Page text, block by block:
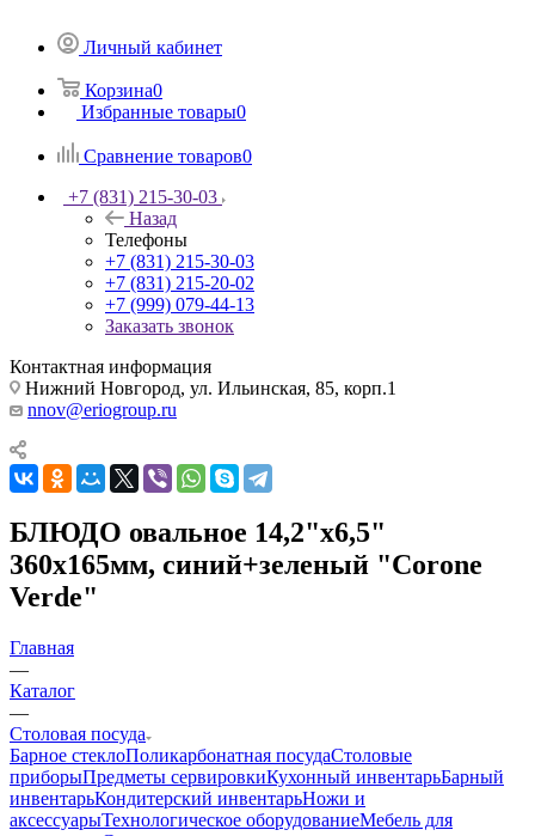
Личный кабинет
Корзина0
Избранные товары0
Сравнение товаров0
+7 (831) 215-30-03
Назад
Телефоны
+7 (831) 215-30-03
+7 (831) 215-20-02
+7 (999) 079-44-13
Заказать звонок
Контактная информация
Нижний Новгород, ул. Ильинская, 85, корп.1
nnov@eriogroup.ru
БЛЮДО овальное 14,2"х6,5"
360х165мм, синий+зеленый "Corone
Verde"
Главная
—
Каталог
—
Столовая посуда
Барное стеклоПоликарбонатная посудаСтоловые
приборыПредметы сервировкиКухонный инвентарьБарный
инвентарьКондитерский инвентарьНожи и
аксессуарыТехнологическое оборудованиеМебель для